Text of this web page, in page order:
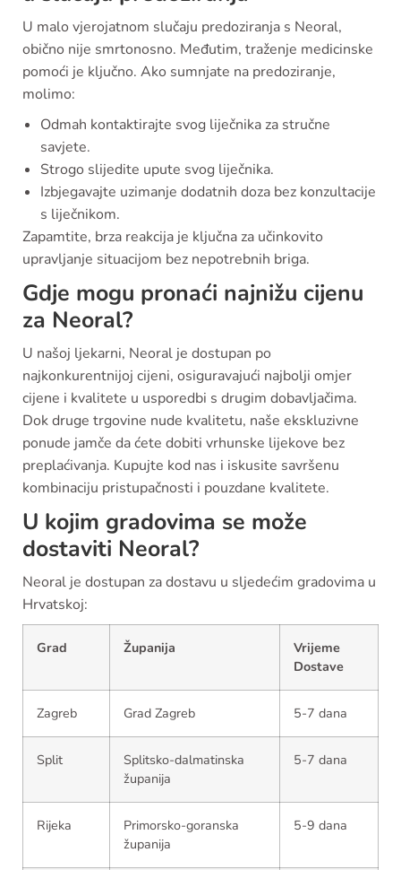
U malo vjerojatnom slučaju predoziranja s Neoral,
obično nije smrtonosno. Međutim, traženje medicinske
pomoći je ključno. Ako sumnjate na predoziranje,
molimo:
Odmah kontaktirajte svog liječnika za stručne
savjete.
Strogo slijedite upute svog liječnika.
Izbjegavajte uzimanje dodatnih doza bez konzultacije
s liječnikom.
Zapamtite, brza reakcija je ključna za učinkovito
upravljanje situacijom bez nepotrebnih briga.
Gdje mogu pronaći najnižu cijenu
za Neoral?
U našoj ljekarni, Neoral je dostupan po
najkonkurentnijoj cijeni, osiguravajući najbolji omjer
cijene i kvalitete u usporedbi s drugim dobavljačima.
Dok druge trgovine nude kvalitetu, naše ekskluzivne
ponude jamče da ćete dobiti vrhunske lijekove bez
preplaćivanja. Kupujte kod nas i iskusite savršenu
kombinaciju pristupačnosti i pouzdane kvalitete.
U kojim gradovima se može
dostaviti Neoral?
Neoral je dostupan za dostavu u sljedećim gradovima u
Hrvatskoj:
Grad Županija
Vrijeme
Dostave
Zagreb Grad Zagreb 5-7 dana
Split
Splitsko-dalmatinska
županija
5-7 dana
Rijeka
Primorsko-goranska
županija
5-9 dana